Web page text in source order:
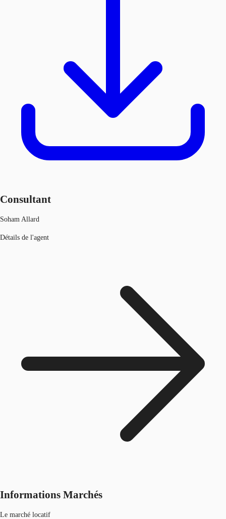
Consultant
Soham Allard
Détails de l'agent
Informations Marchés
Le marché locatif